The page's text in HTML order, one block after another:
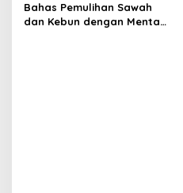
Bahas Pemulihan Sawah
dan Kebun dengan Mentan,